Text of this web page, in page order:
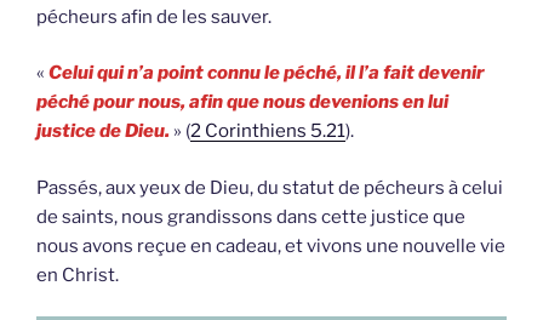
pécheurs afin de les sauver.
« Celui qui n’a point connu le péché, il l’a fait devenir
péché pour nous, afin que nous devenions en lui
justice de Dieu. » (2 Corinthiens 5.21).
Passés, aux yeux de Dieu, du statut de pécheurs à celui
de saints, nous grandissons dans cette justice que
nous avons reçue en cadeau, et vivons une nouvelle vie
en Christ.